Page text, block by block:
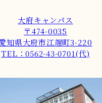
大府キャンパス
〒474-0035
知県大府市江端町3-220
TEL：0562-43-0701(代)